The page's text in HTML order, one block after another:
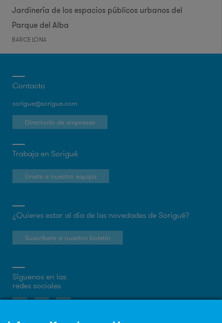
Jardinería de los espacios públicos urbanos del
Parque del Alba
BARCELONA
Contacto
sorigue@sorigue.com
Directorio de empresas
Trabaja en Sorigué
Únete a nuestro equipo
¿Quieres estar al día de las novedades de Sorigué?
Suscríbete a nuestro boletín
Síguenos en las
redes sociales